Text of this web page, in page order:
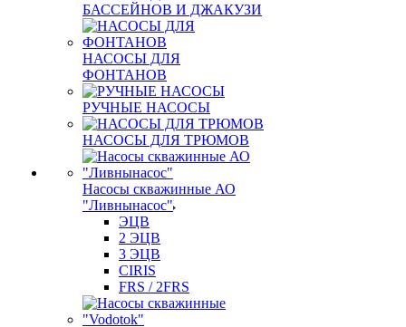
БАССЕЙНОВ И ДЖАКУЗИ
НАСОСЫ ДЛЯ
ФОНТАНОВ
РУЧНЫЕ НАСОСЫ
НАСОСЫ ДЛЯ ТРЮМОВ
Насосы скважинные АО
"Ливнынасос"
ЭЦВ
2 ЭЦВ
3 ЭЦВ
CIRIS
FRS / 2FRS